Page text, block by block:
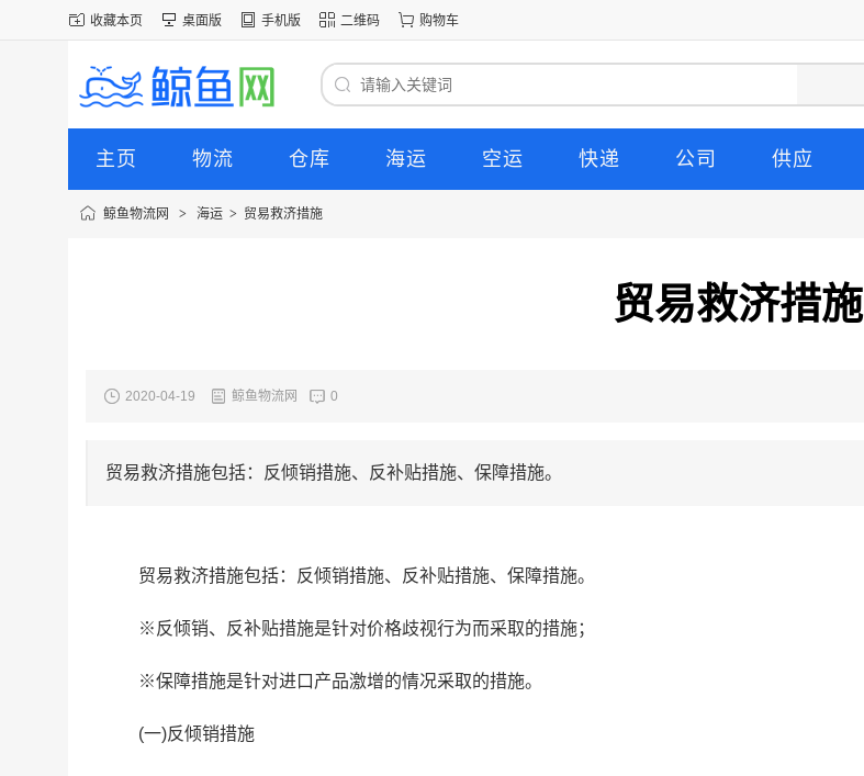
收藏本页 桌面版 手机版 二维码 购物车
主页 物流 仓库 海运 空运 快递 公司 供应
地图
鲸鱼物流网 > 海运 > 贸易救济措施
贸易救济措施
2020-04-19 鲸鱼物流网 0
贸易救济措施包括：反倾销措施、反补贴措施、保障措施。
贸易救济措施包括：反倾销措施、反补贴措施、保障措施。
※反倾销、反补贴措施是针对价格歧视行为而采取的措施；
※保障措施是针对进口产品激增的情况采取的措施。
(一)反倾销措施